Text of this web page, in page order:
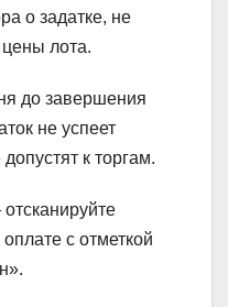
о задатке, не
лота.
до завершения
не успеет
к торгам.
с отметкой